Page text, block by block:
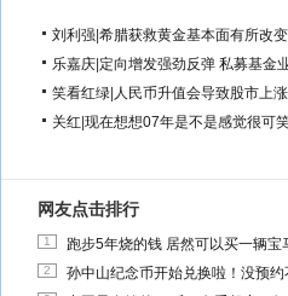
刘利强 希腊获救黄金基本面有所改变
乐嘉庆 定向增发强劲反弹 私募基金
笑看红绿 人民币升值会导致股市上
关红 现在想想07年是不是感觉很可
网友点击排行
1 跑步5年烧的钱 居然可以买一辆宝
2 孙中山纪念币开始兑换啦！没预